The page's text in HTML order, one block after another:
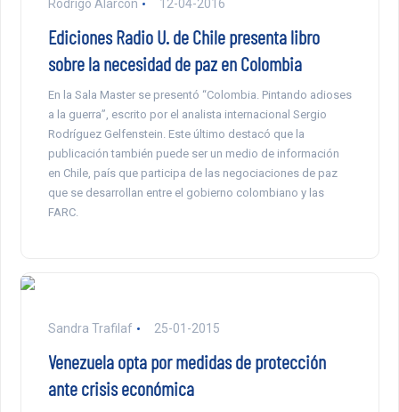
Rodrigo Alarcón 12-04-2016
Ediciones Radio U. de Chile presenta libro
sobre la necesidad de paz en Colombia
En la Sala Master se presentó “Colombia. Pintando adioses
a la guerra”, escrito por el analista internacional Sergio
Rodríguez Gelfenstein. Este último destacó que la
publicación también puede ser un medio de información
en Chile, país que participa de las negociaciones de paz
que se desarrollan entre el gobierno colombiano y las
FARC.
Sandra Trafilaf 25-01-2015
Venezuela opta por medidas de protección
ante crisis económica